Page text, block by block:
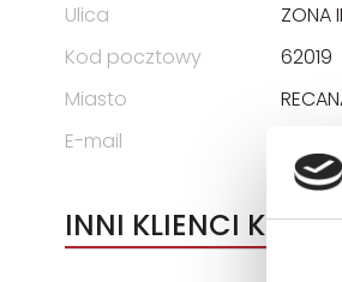
Ulica
ZONA
Kod pocztowy
62019
Miasto
E-mail
INNI KLIENCI